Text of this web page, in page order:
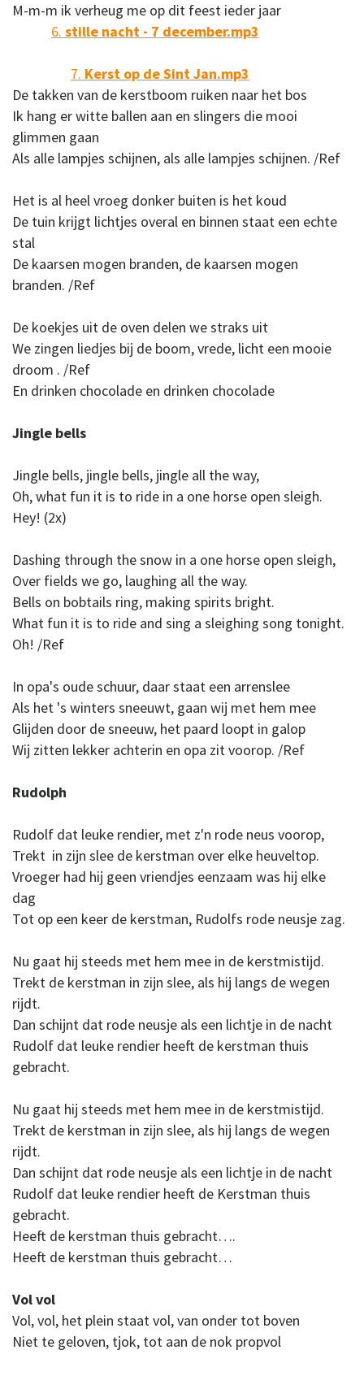
M-m-m ik verheug me op dit feest ieder jaar
6. stille nacht - 7 december.mp3
7. Kerst op de Sint Jan.mp3
De takken van de kerstboom ruiken naar het bos
Ik hang er witte ballen aan en slingers die mooi
glimmen gaan
Als alle lampjes schijnen, als alle lampjes schijnen. /Ref
Het is al heel vroeg donker buiten is het koud
De tuin krijgt lichtjes overal en binnen staat een echte
stal
De kaarsen mogen branden, de kaarsen mogen
branden. /Ref
De koekjes uit de oven delen we straks uit
We zingen liedjes bij de boom, vrede, licht een mooie
droom . /Ref
En drinken chocolade en drinken chocolade
Jingle bells
Jingle bells, jingle bells, jingle all the way,
Oh, what fun it is to ride in a one horse open sleigh.
Hey! (2x)
Dashing through the snow in a one horse open sleigh,
Over fields we go, laughing all the way.
Bells on bobtails ring, making spirits bright.
What fun it is to ride and sing a sleighing song tonight.
Oh! /Ref
In opa's oude schuur, daar staat een arrenslee
Als het 's winters sneeuwt, gaan wij met hem mee
Glijden door de sneeuw, het paard loopt in galop
Wij zitten lekker achterin en opa zit voorop. /Ref
Rudolph
Rudolf dat leuke rendier, met z'n rode neus voorop,
Trekt in zijn slee de kerstman over elke heuveltop.
Vroeger had hij geen vriendjes eenzaam was hij elke
dag
Tot op een keer de kerstman, Rudolfs rode neusje zag.
Nu gaat hij steeds met hem mee in de kerstmistijd.
Trekt de kerstman in zijn slee, als hij langs de wegen
rijdt.
Dan schijnt dat rode neusje als een lichtje in de nacht
Rudolf dat leuke rendier heeft de kerstman thuis
gebracht.
Nu gaat hij steeds met hem mee in de kerstmistijd.
Trekt de kerstman in zijn slee, als hij langs de wegen
rijdt.
Dan schijnt dat rode neusje als een lichtje in de nacht
Rudolf dat leuke rendier heeft de Kerstman thuis
gebracht.
Heeft de kerstman thuis gebracht….
Heeft de kerstman thuis gebracht…
Vol vol
Vol, vol, het plein staat vol, van onder tot boven
Niet te geloven, tjok, tot aan de nok propvol